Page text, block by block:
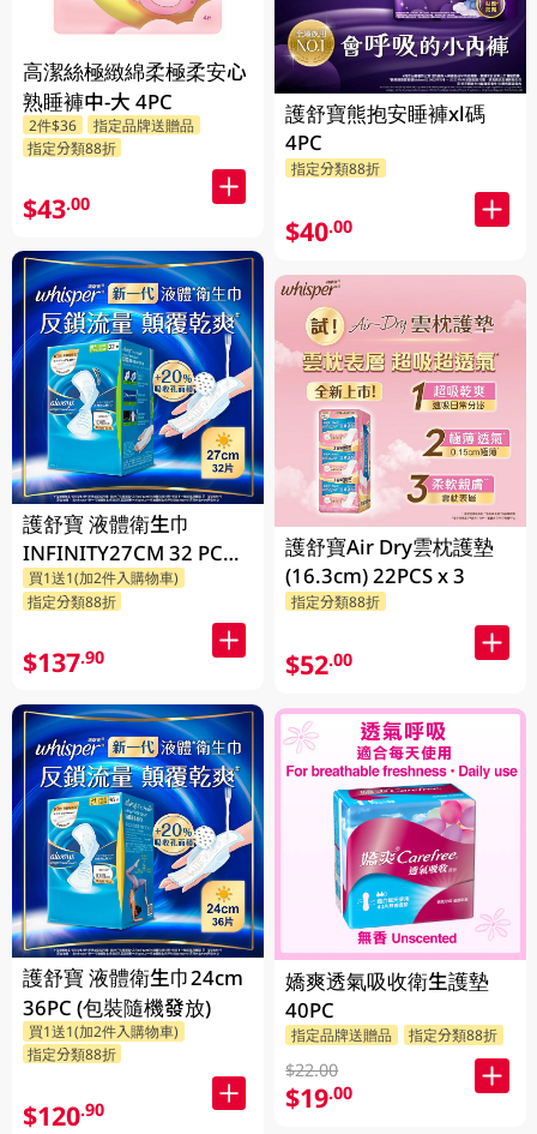
高潔絲極緻綿柔極柔安心
熟睡褲中-大 4PC
2件$36
指定品牌送贈品
指定分類88折
$43.00
護舒寶 液體衛生巾
INFINITY27CM 32 PC
(包裝隨機發放)
買1送1(加2件入購物車)
指定分類88折
$137.90
護舒寶 液體衛生巾24cm
36PC (包裝隨機發放)
買1送1(加2件入購物車)
指定分類88折
$120.90
護舒寶熊抱安睡褲xl碼
4PC
指定分類88折
$40.00
護舒寶Air Dry雲枕護墊
(16.3cm) 22PCS x 3
指定分類88折
$52.00
嬌爽透氣吸收衛生護墊
40PC
指定品牌送贈品 指定分類88折
$22.00
$19.00